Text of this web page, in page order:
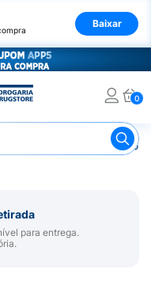
Baixar
0
para Sistema Nervoso
para entrega.